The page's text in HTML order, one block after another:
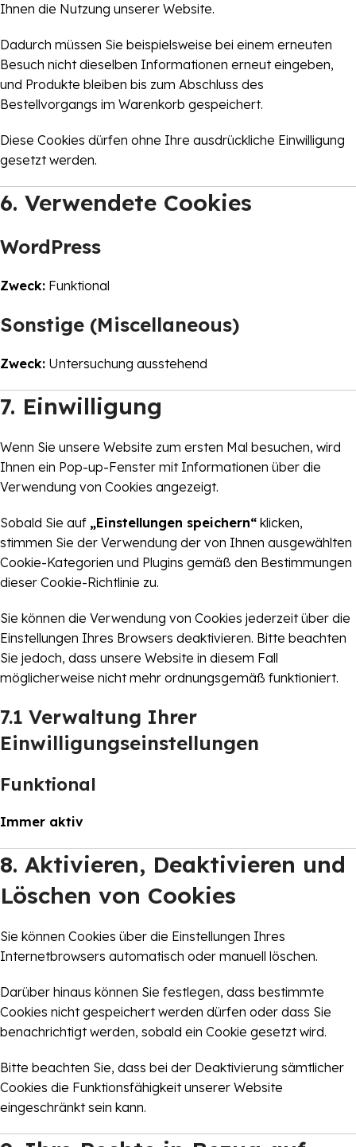
Ihnen die Nutzung unserer Website.
Dadurch müssen Sie beispielsweise bei einem erneuten
Besuch nicht dieselben Informationen erneut eingeben,
und Produkte bleiben bis zum Abschluss des
Bestellvorgangs im Warenkorb gespeichert.
Diese Cookies dürfen ohne Ihre ausdrückliche Einwilligung
gesetzt werden.
6. Verwendete Cookies
WordPress
Zweck: Funktional
Sonstige (Miscellaneous)
Zweck: Untersuchung ausstehend
7. Einwilligung
Wenn Sie unsere Website zum ersten Mal besuchen, wird
Ihnen ein Pop-up-Fenster mit Informationen über die
Verwendung von Cookies angezeigt.
Sobald Sie auf „Einstellungen speichern“ klicken,
stimmen Sie der Verwendung der von Ihnen ausgewählten
Cookie-Kategorien und Plugins gemäß den Bestimmungen
dieser Cookie-Richtlinie zu.
Sie können die Verwendung von Cookies jederzeit über die
Einstellungen Ihres Browsers deaktivieren. Bitte beachten
Sie jedoch, dass unsere Website in diesem Fall
möglicherweise nicht mehr ordnungsgemäß funktioniert.
7.1 Verwaltung Ihrer
Einwilligungseinstellungen
Funktional
Immer aktiv
8. Aktivieren, Deaktivieren und
Löschen von Cookies
Sie können Cookies über die Einstellungen Ihres
Internetbrowsers automatisch oder manuell löschen.
Darüber hinaus können Sie festlegen, dass bestimmte
Cookies nicht gespeichert werden dürfen oder dass Sie
benachrichtigt werden, sobald ein Cookie gesetzt wird.
Bitte beachten Sie, dass bei der Deaktivierung sämtlicher
Cookies die Funktionsfähigkeit unserer Website
eingeschränkt sein kann.